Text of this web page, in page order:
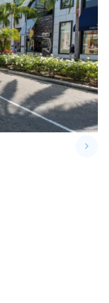
keyboard_arrow_right